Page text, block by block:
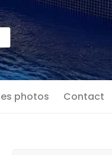
photos Contact